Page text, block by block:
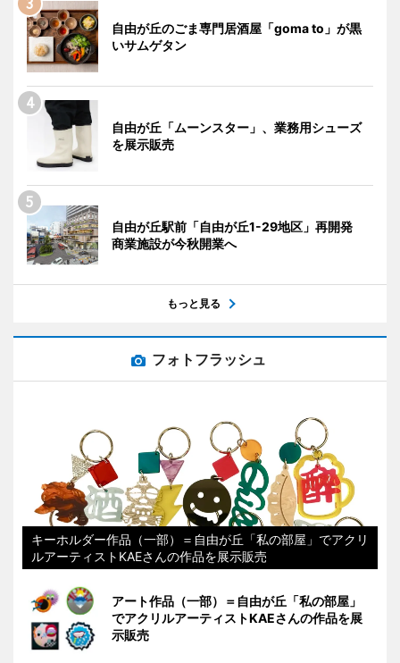
自由が丘のごま専門居酒屋「goma to」が黒
いサムゲタン
自由が丘「ムーンスター」、業務用シューズ
を展示販売
自由が丘駅前「自由が丘1-29地区」再開発
商業施設が今秋開業へ
もっと見る
フォトフラッシュ
キーホルダー作品（一部）＝自由が丘「私の部屋」でアクリ
ルアーティストKAEさんの作品を展示販売
アート作品（一部）＝自由が丘「私の部屋」
でアクリルアーティストKAEさんの作品を展
示販売